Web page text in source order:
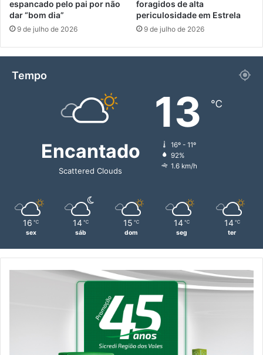
espancado pelo pai por não
dar “bom dia”
9 de julho de 2026
foragidos de alta
periculosidade em Estrela
9 de julho de 2026
Tempo
Encantado
Scattered Clouds
13 ℃
16º - 11º
92%
1.6 km/h
16 ℃
sex
14 ℃
sáb
15 ℃
dom
14 ℃
seg
14 ℃
ter